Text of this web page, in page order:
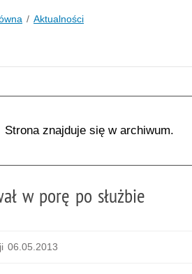
Aktualności
Strona znajduje się w archiwum.
w porę po służbie
06.05.2013